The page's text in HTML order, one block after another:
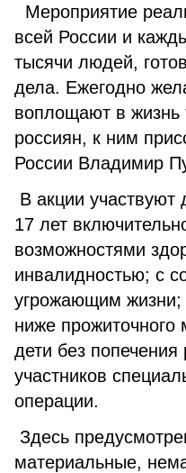
Мероприятие
всей России и
тысячи людей,
дела. Ежегодно
воплощают в
россиян, к ним
России Владимир
В акции участвуют
17 лет
возможностями
инвалидностью; с
угрожающим жизни;
ниже
дети без
участников
операции.
Здесь
материальные,